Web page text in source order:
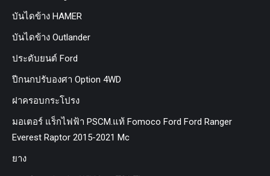
บันไดข้าง HAMER
บันไดข้าง Outlander
ประดับยนต์ Ford
ปีกนกปรับองศา Option 4WD
ฝาครอบกระโปรง
มอเตอร์ แร็กไฟฟ้า PSCM.แท้ Fomoco Ford Ford Ranger
Everest Raptor 2015-2021 Mc
ยาง